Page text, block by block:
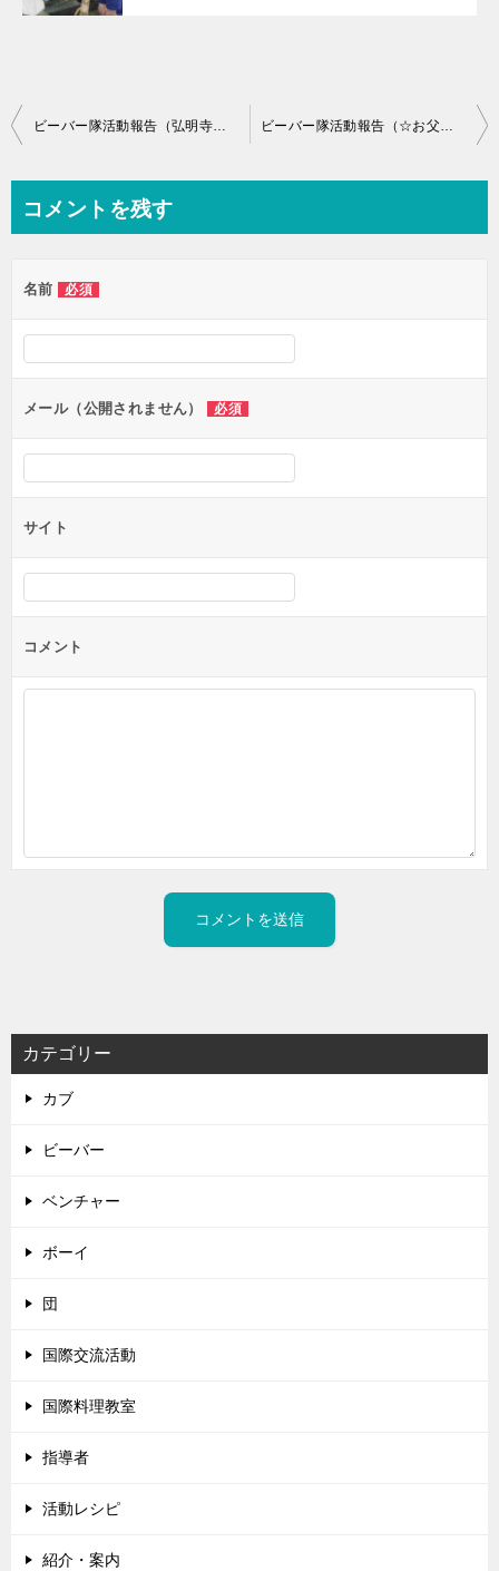
投
ビ
ー
シ
ン
ビーバー隊活動報告（弘明寺公園の自然観察（春）） ビーバー隊活動報告（☆お父さん企画☆ 六国峠ハイク）
コメントを残す
名前 必須
メール（公開されません） 必須
サイト
コメント
カテゴリー
カブ
ビーバー
ベンチャー
ボーイ
団
国際交流活動
国際料理教室
指導者
活動レシピ
紹介・案内